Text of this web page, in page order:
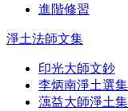
進階修習
淨土法師文集
印光大師文鈔
李炳南淨土選集
蕅益大師淨土集